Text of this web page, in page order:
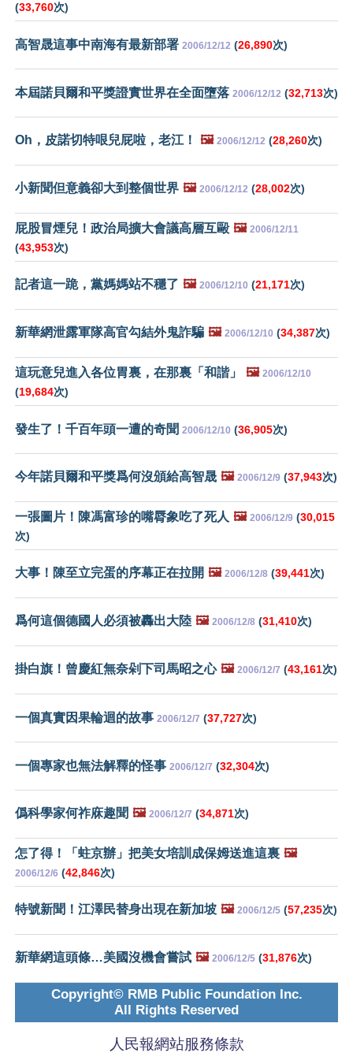
(33,760次)
高智晟這事中南海有最新部署 2006/12/12 (26,890次)
本屆諾貝爾和平獎證實世界在全面墮落 2006/12/12 (32,713次)
Oh，皮諾切特哏兒屁啦，老江！ 🖼️ 2006/12/12 (28,260次)
小新聞但意義卻大到整個世界 🖼️ 2006/12/12 (28,002次)
屁股冒煙兒！政治局擴大會議高層互毆 🖼️ 2006/12/11
(43,953次)
記者這一跪，黨媽媽站不穩了 🖼️ 2006/12/10 (21,171次)
新華網泄露軍隊高官勾結外鬼詐騙 🖼️ 2006/12/10 (34,387次)
這玩意兒進入各位胃裏，在那裏「和諧」 🖼️ 2006/12/10
(19,684次)
發生了！千百年頭一遭的奇聞 2006/12/10 (36,905次)
今年諾貝爾和平獎爲何沒頒給高智晟 🖼️ 2006/12/9 (37,943次)
一張圖片！陳馮富珍的嘴脣象吃了死人 🖼️ 2006/12/9 (30,015
次)
大事！陳至立完蛋的序幕正在拉開 🖼️ 2006/12/8 (39,441次)
爲何這個德國人必須被轟出大陸 🖼️ 2006/12/8 (31,410次)
掛白旗！曾慶紅無奈剁下司馬昭之心 🖼️ 2006/12/7 (43,161次)
一個真實因果輪迴的故事 2006/12/7 (37,727次)
一個專家也無法解釋的怪事 2006/12/7 (32,304次)
僞科學家何祚庥趣聞 🖼️ 2006/12/7 (34,871次)
怎了得！「蛀京辦」把美女培訓成保姆送進這裏 🖼️
2006/12/6 (42,846次)
特號新聞！江澤民替身出現在新加坡 🖼️ 2006/12/5 (57,235次)
新華網這頭條…美國沒機會嘗試 🖼️ 2006/12/5 (31,876次)
Copyright© RMB Public Foundation Inc.
All Rights Reserved
人民報網站服務條款